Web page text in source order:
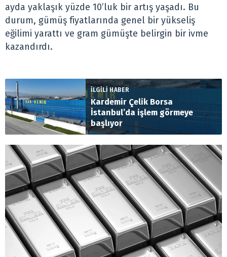
ayda yaklaşık yüzde 10’luk bir artış yaşadı. Bu
durum, gümüş fiyatlarında genel bir yükseliş
eğilimi yarattı ve gram gümüşte belirgin bir ivme
kazandırdı.
İLGİLİ HABER
Kardemir Çelik Borsa
İstanbul’da işlem görmeye
başlıyor